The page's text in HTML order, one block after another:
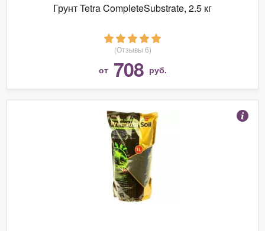
Грунт Tetra CompleteSubstrate, 2.5 кг
(Отзывы 6)
от 708 руб.